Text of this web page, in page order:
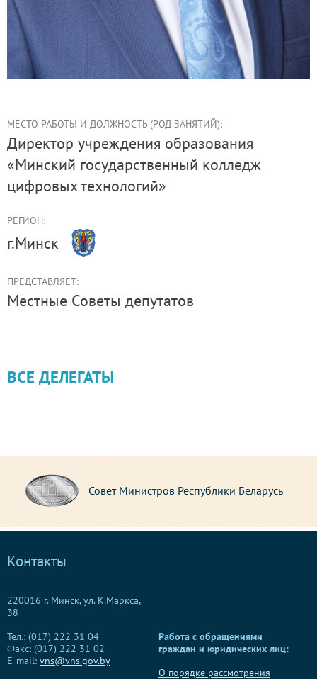
МЕСТО РАБОТЫ И ДОЛЖНОСТЬ (РОД ЗАНЯТИЙ):
директор учреждения образования
«Минский государственный колледж
цифровых технологий»
РЕГИОН:
г.Минск
ПРЕДСТАВЛЯЕТ:
Местные Советы депутатов
ВСЕ ДЕЛЕГАТЫ
Совет Министров Республики Беларусь
Контакты
220016 г. Минск, ул. К.Маркса,
38
Тел.: (017) 222 31 04
Факс: (017) 222 31 02
E-mail: vns@vns.gov.by
Работа с обращениями
граждан и юридических лиц:
О порядке рассмотрения